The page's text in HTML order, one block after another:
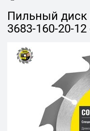
Пильный диск
3683-160-20-